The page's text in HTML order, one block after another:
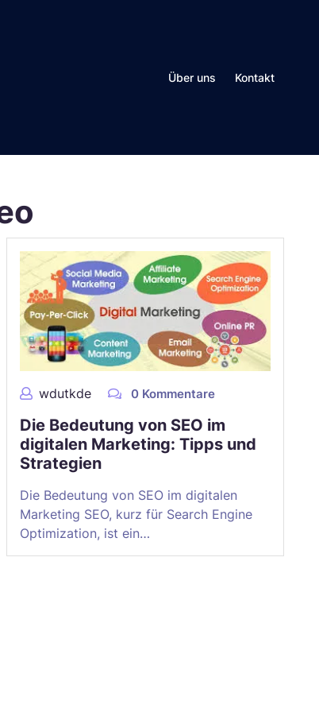
Über uns Kontakt
wdutkde 0 Kommentare
Die Bedeutung von SEO im
digitalen Marketing: Tipps und
Strategien
Die Bedeutung von SEO im digitalen
Marketing SEO, kurz für Search Engine
Optimization, ist ein…